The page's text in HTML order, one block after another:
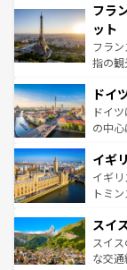
ませ
なお、
しい。
文化
れる
る。
アー
せる
ンテ
フラ
ット
フラ
指の
で、
聖堂
から
いる
香り
らに
れる
を参
ドイ
ドイ
の中
顔を
ルリ
して
は、お
ドイ
イギ
イギ
トミ
リア
ティ
戦な
スイ
スイ
な交